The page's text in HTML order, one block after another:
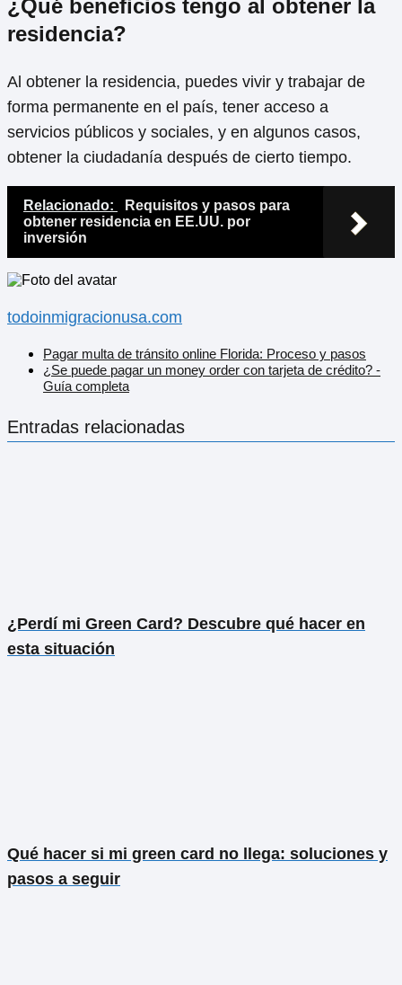
¿Qué beneficios tengo al obtener la
residencia?
Al obtener la residencia, puedes vivir y trabajar de
forma permanente en el país, tener acceso a
servicios públicos y sociales, y en algunos casos,
obtener la ciudadanía después de cierto tiempo.
Relacionado:
Requisitos y pasos para
obtener residencia en EE.UU. por
inversión
todoinmigracionusa.com
Pagar multa de tránsito online Florida: Proceso y pasos
¿Se puede pagar un money order con tarjeta de crédito? -
Guía completa
Entradas relacionadas
¿Perdí mi Green Card? Descubre qué hacer en
esta situación
Qué hacer si mi green card no llega: soluciones y
pasos a seguir